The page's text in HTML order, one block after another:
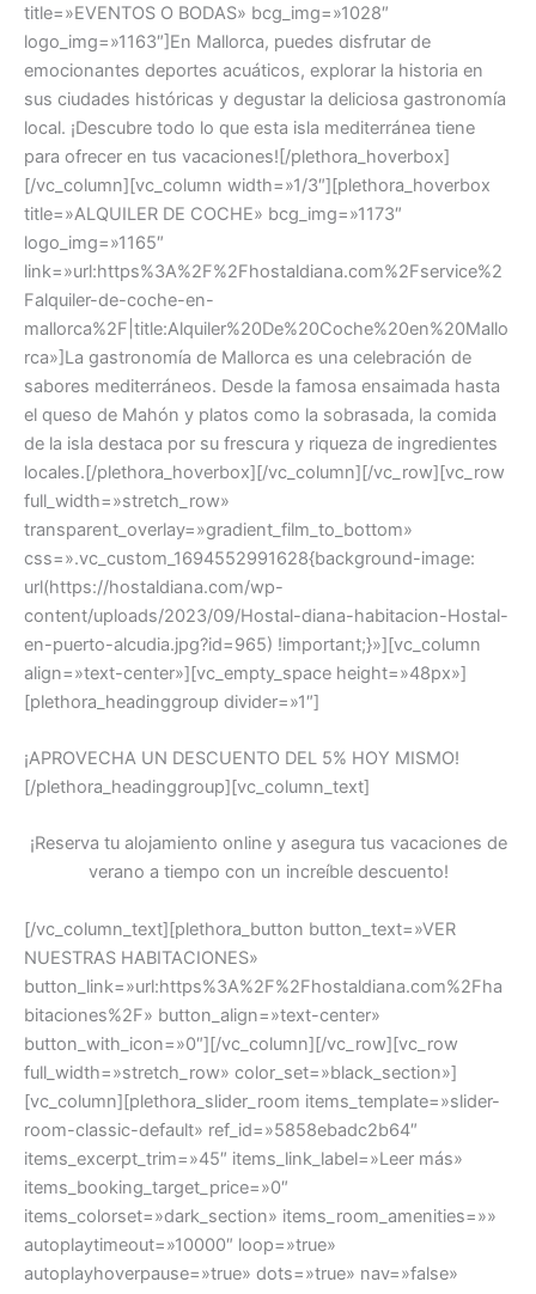
title=»EVENTOS O BODAS» bcg_img=»1028″
logo_img=»1163″]En Mallorca, puedes disfrutar de
emocionantes deportes acuáticos, explorar la historia en
sus ciudades históricas y degustar la deliciosa gastronomía
local. ¡Descubre todo lo que esta isla mediterránea tiene
para ofrecer en tus vacaciones![/plethora_hoverbox]
[/vc_column][vc_column width=»1/3″][plethora_hoverbox
title=»ALQUILER DE COCHE» bcg_img=»1173″
logo_img=»1165″
link=»url:https%3A%2F%2Fhostaldiana.com%2Fservice%2
Falquiler-de-coche-en-
mallorca%2F|title:Alquiler%20De%20Coche%20en%20Mallo
rca»]La gastronomía de Mallorca es una celebración de
sabores mediterráneos. Desde la famosa ensaimada hasta
el queso de Mahón y platos como la sobrasada, la comida
de la isla destaca por su frescura y riqueza de ingredientes
locales.[/plethora_hoverbox][/vc_column][/vc_row][vc_row
full_width=»stretch_row»
transparent_overlay=»gradient_film_to_bottom»
css=».vc_custom_1694552991628{background-image:
url(https://hostaldiana.com/wp-
content/uploads/2023/09/Hostal-diana-habitacion-Hostal-
en-puerto-alcudia.jpg?id=965) !important;}»][vc_column
align=»text-center»][vc_empty_space height=»48px»]
[plethora_headinggroup divider=»1″]
¡APROVECHA UN DESCUENTO DEL 5% HOY MISMO!
[/plethora_headinggroup][vc_column_text]
¡Reserva tu alojamiento online y asegura tus vacaciones de
verano a tiempo con un increíble descuento!
[/vc_column_text][plethora_button button_text=»VER
NUESTRAS HABITACIONES»
button_link=»url:https%3A%2F%2Fhostaldiana.com%2Fha
bitaciones%2F» button_align=»text-center»
button_with_icon=»0″][/vc_column][/vc_row][vc_row
full_width=»stretch_row» color_set=»black_section»]
[vc_column][plethora_slider_room items_template=»slider-
room-classic-default» ref_id=»5858ebadc2b64″
items_excerpt_trim=»45″ items_link_label=»Leer más»
items_booking_target_price=»0″
items_colorset=»dark_section» items_room_amenities=»»
autoplaytimeout=»10000″ loop=»true»
autoplayhoverpause=»true» dots=»true» nav=»false»